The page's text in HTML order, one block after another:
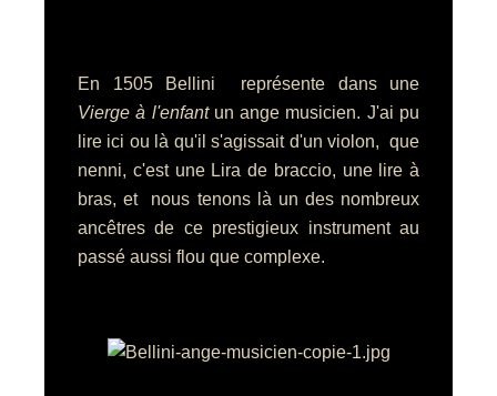
En 1505 Bellini représente dans une
Vierge à l'enfantun ange musicien. J'ai pu
lire ici ou là qu'il s'agissait d'un violon, que
nenni, c'est une Lira de braccio, une lire à
bras, et nous tenons là un des nombreux
ancêtres de ce prestigieux instrument au
passé aussi flou que complexe.